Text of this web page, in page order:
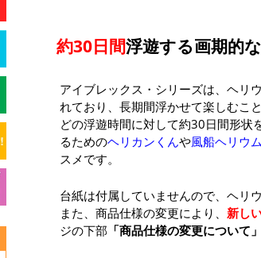
約30日間浮遊する画期的
アイブレックス・シリーズは、ヘリ
れており、長期間浮かせて楽しむこ
どの浮遊時間に対して約30日間形状
るためのヘリカンくんや風船ヘリウ
スメです。
台紙は付属していませんので、ヘリ
また、商品仕様の変更により、 新し
ジの下部 「商品仕様の変更について」